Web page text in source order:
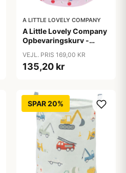
A LITTLE LOVELY COMPANY
A Little Lovely Company
Opbevaringskurv -
VEJL. PRIS 169,00 KR
135,20 kr
SPAR 20%